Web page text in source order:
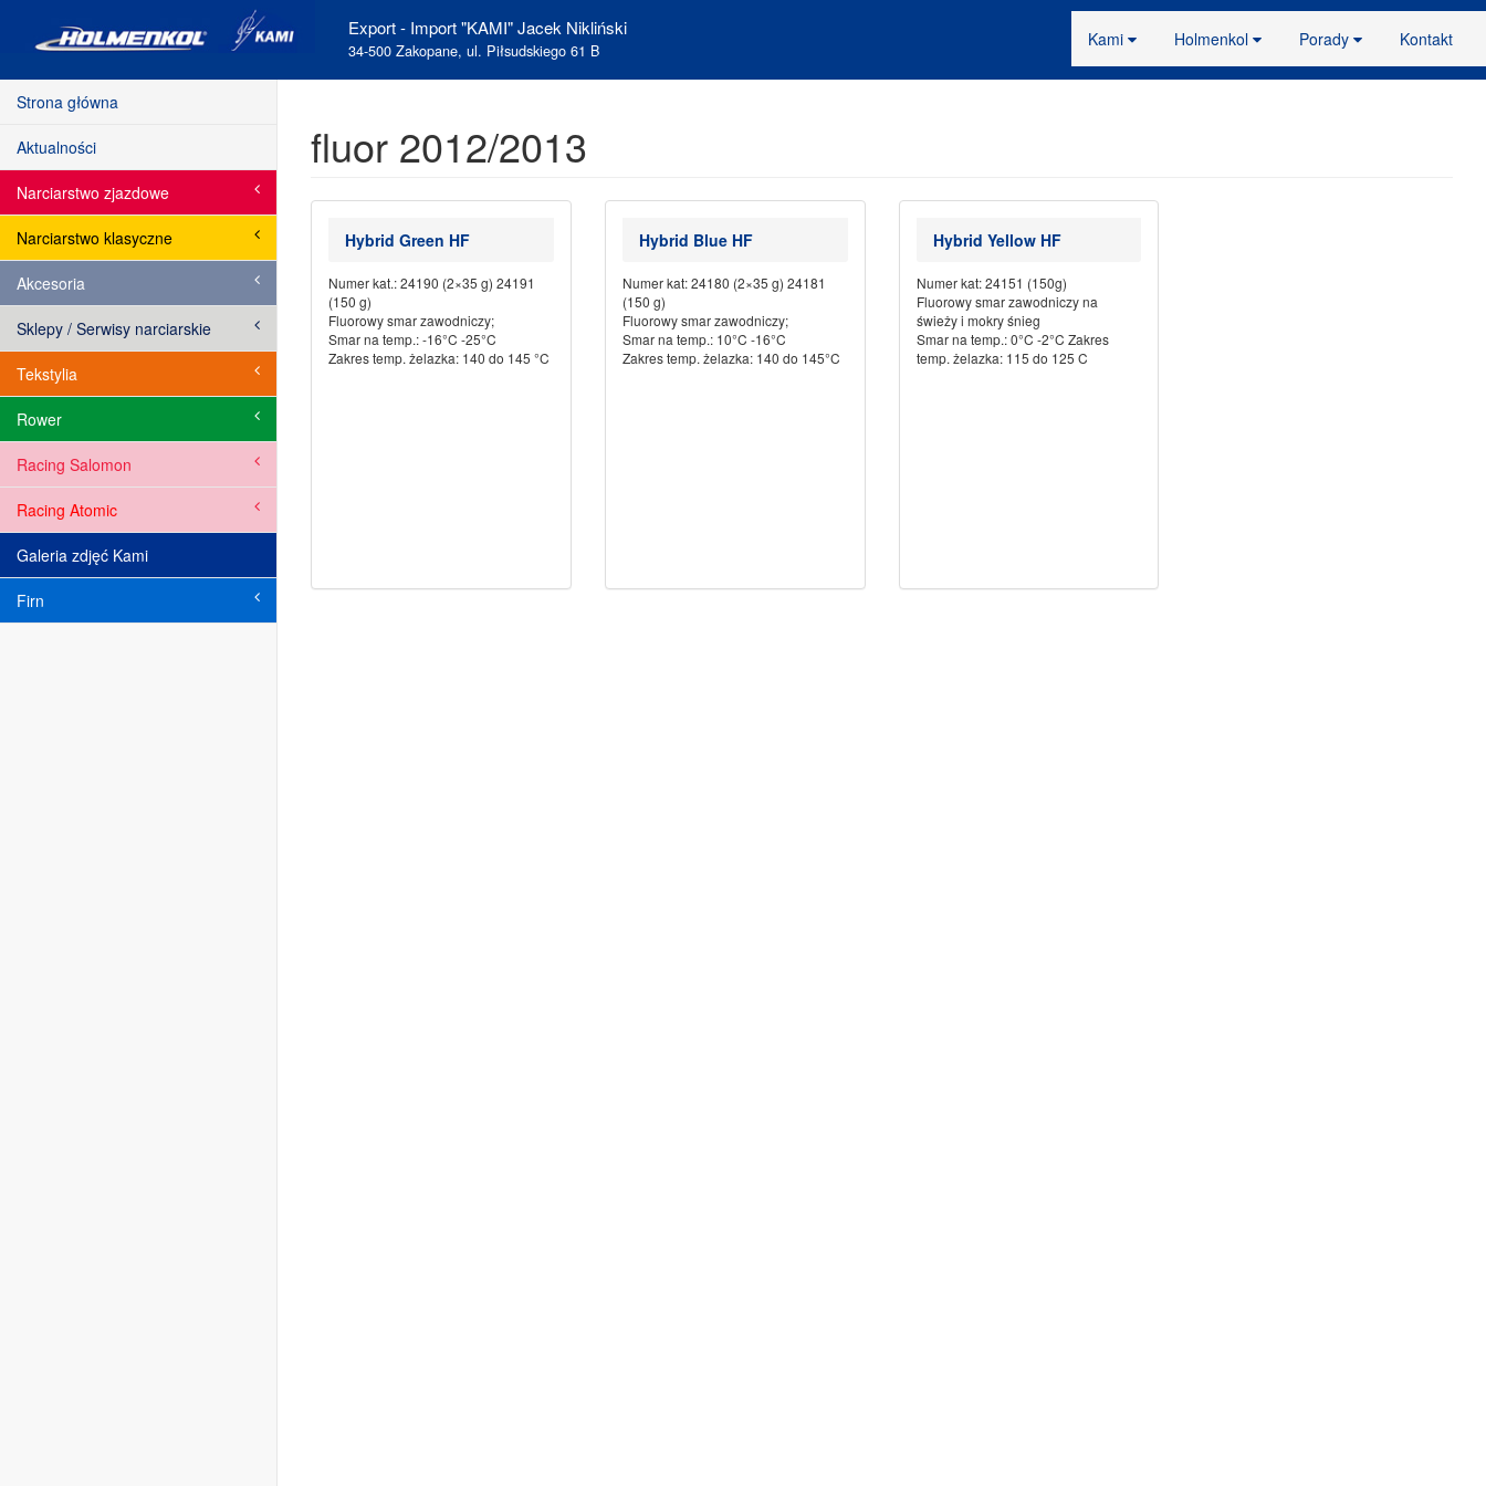
Export - Import "KAMI" Jacek Nikliński
34-500 Zakopane, ul. Piłsudskiego 61 B
Kami Holmenkol Porady Kontakt
Strona główna
Aktualności
Narciarstwo zjazdowe
Narciarstwo klasyczne
Akcesoria
Sklepy / Serwisy narciarskie
Tekstylia
Rower
Racing Salomon
Racing Atomic
Galeria zdjęć Kami
Firn
fluor 2012/2013
Hybrid Green HF
Numer kat.: 24190 (2×35 g) 24191
(150 g)
Fluorowy smar zawodniczy;
Smar na temp.: -16°C -25°C
Zakres temp. żelazka: 140 do 145 °C
Hybrid Blue HF
Numer kat: 24180 (2×35 g) 24181
(150 g)
Fluorowy smar zawodniczy;
Smar na temp.: 10°C -16°C
Zakres temp. żelazka: 140 do 145°C
Hybrid Yellow HF
Numer kat: 24151 (150g)
Fluorowy smar zawodniczy na
świeży i mokry śnieg
Smar na temp.: 0°C -2°C Zakres
temp. żelazka: 115 do 125 C